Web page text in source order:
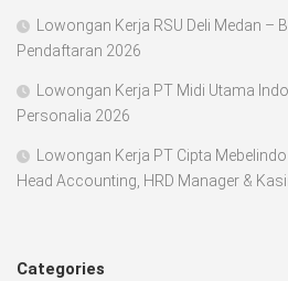
Lowongan Kerja RSU Deli Medan –
Pendaftaran 2026
Lowongan Kerja PT Midi Utama
Personalia 2026
Lowongan Kerja PT Cipta
Head Accounting, HRD Manager &
Categories